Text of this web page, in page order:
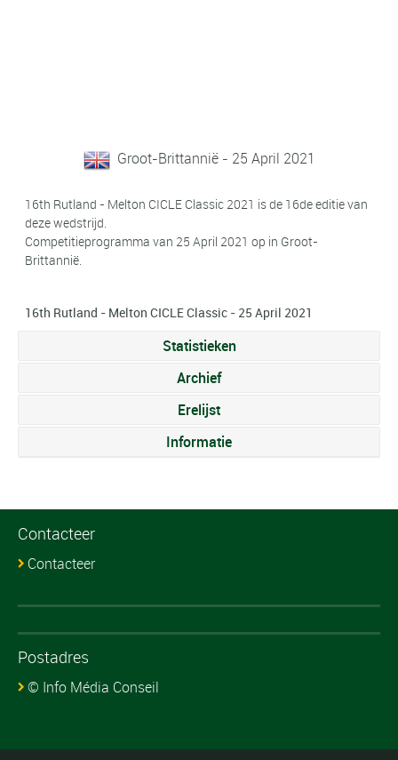
Groot-Brittannië - 25 April 2021
16th Rutland - Melton CICLE Classic 2021 is de 16de editie van
deze wedstrijd.
Competitieprogramma van 25 April 2021 op in Groot-
Brittannië.
16th Rutland - Melton CICLE Classic - 25 April 2021
Statistieken
Archief
Erelijst
Informatie
Contacteer
Contacteer
Postadres
© Info Média Conseil